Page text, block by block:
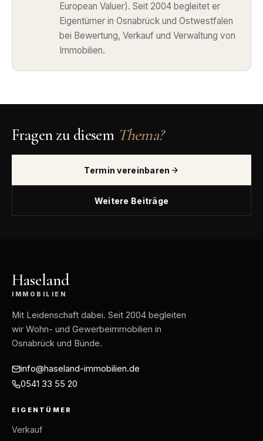
European Valuer). Seit 2004 begleitet er
Eigentümer in Osnabrück und Ostwestfalen
bei Bewertung, Verkauf und Verwaltung von
Immobilien.
Fragen zu diesem Thema?
Termin vereinbaren
Weitere Beiträge
Haseland
IMMOBILIEN
Mit Leidenschaft dabei. Seit 2004 begleiten
wir Wohn- und Gewerbeimmobilien in
Osnabrück und Bünde.
info@haseland-immobilien.de
0541 33 55 20
EIGENTÜMER
Verkauf